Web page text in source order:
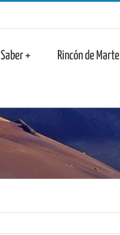
Saber + Rincón de Marte